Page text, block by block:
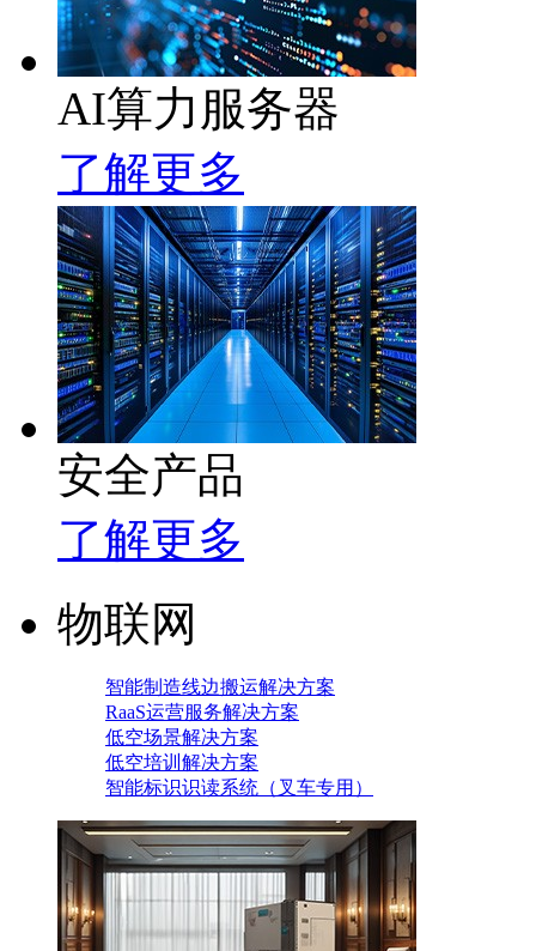
AI算力服务器
了解更多
安全产品
了解更多
物联网
智能制造线边搬运解决方案
RaaS运营服务解决方案
低空场景解决方案
低空培训解决方案
智能标识识读系统（叉车专用）